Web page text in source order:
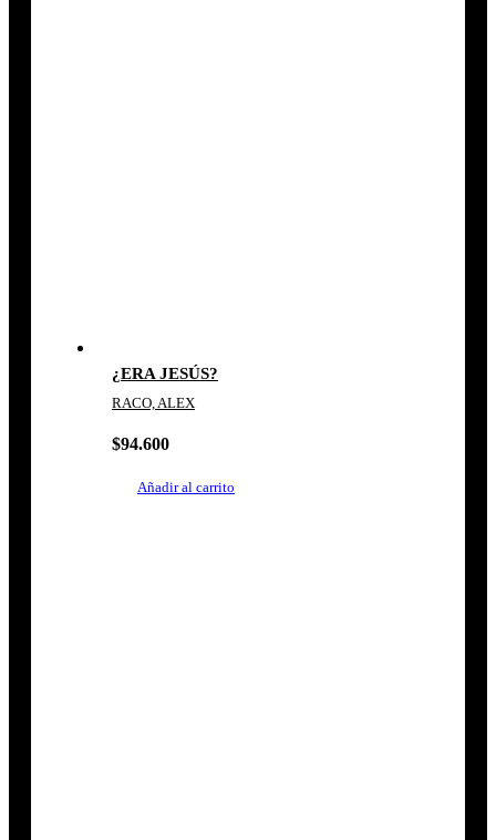
¿ERA JESÚS?
RACO, ALEX
$94.600
Añadir al carrito